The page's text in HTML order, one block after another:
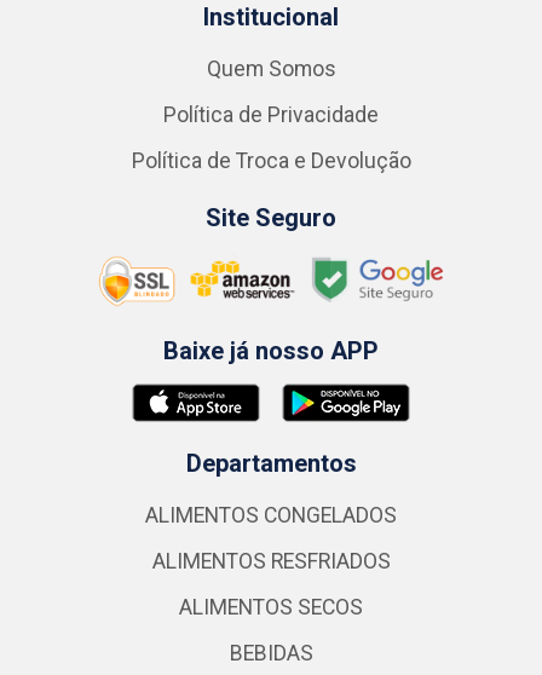
Institucional
Quem Somos
Política de Privacidade
Política de Troca e Devolução
Site Seguro
Baixe já nosso APP
Departamentos
ALIMENTOS CONGELADOS
ALIMENTOS RESFRIADOS
ALIMENTOS SECOS
BEBIDAS